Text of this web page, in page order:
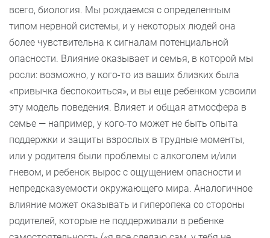
всего, биология. Мы рождаемся с определенным
типом нервной системы, и у некоторых людей она
более чувствительна к сигналам потенциальной
опасности. Влияние оказывает и семья, в которой мы
росли: возможно, у кого-то из ваших близких была
«привычка беспокоиться», и вы еще ребенком усвоили
эту модель поведения. Влияет и общая атмосфера в
семье — например, у кого-то может не быть опыта
поддержки и защиты взрослых в трудные моменты,
или у родителя были проблемы с алкоголем и/или
гневом, и ребенок вырос с ощущением опасности и
непредсказуемости окружающего мира. Аналогичное
влияние может оказывать и гиперопека со стороны
родителей, которые не поддерживали в ребенке